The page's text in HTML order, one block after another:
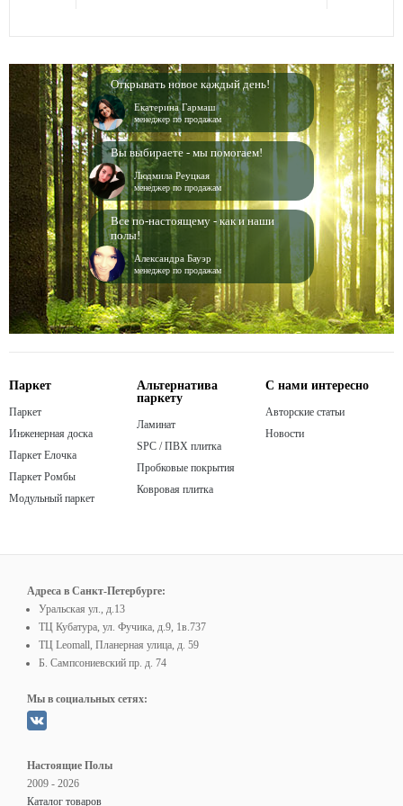
Открывать новое каждый день!
Екатерина Гармаш
менеджер по продажам
Вы выбираете - мы помогаем!
Людмила Реуцкая
менеджер по продажам
Все по-настоящему - как и наши
полы!
Александра Бауэр
менеджер по продажам
Паркет
Паркет
Инженерная доска
Паркет Елочка
Паркет Ромбы
Модульный паркет
Альтернатива
паркету
Ламинат
SPC / ПВХ плитка
Пробковые покрытия
Ковровая плитка
С нами интересно
Авторские статьи
Новости
Адреса в Санкт-Петербурге:
Уральская ул., д.13
ТЦ Кубатура, ул. Фучика, д.9, 1в.737
ТЦ Leomall, Планерная улица, д. 59
Б. Сампсониевский пр. д. 74
Мы в социальных сетях:
Настоящие Полы
2009 - 2026
Каталог товаров